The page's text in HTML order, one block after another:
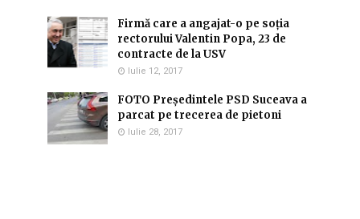
Firmă care a angajat-o pe soția
rectorului Valentin Popa, 23 de
contracte de la USV
Iulie 12, 2017
FOTO Președintele PSD Suceava a
parcat pe trecerea de pietoni
Iulie 28, 2017